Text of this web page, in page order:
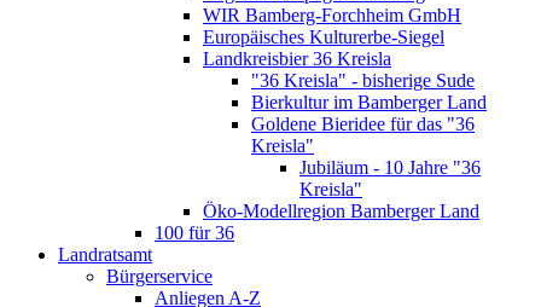
WIR Bamberg-Forchheim GmbH
Europäisches Kulturerbe-Siegel
Landkreisbier 36 Kreisla
"36 Kreisla" - bisherige Sude
Bierkultur im Bamberger Land
Goldene Bieridee für das "36
Kreisla"
Jubiläum - 10 Jahre "36
Kreisla"
Öko-Modellregion Bamberger Land
100 für 36
Landratsamt
Bürgerservice
Anliegen A-Z